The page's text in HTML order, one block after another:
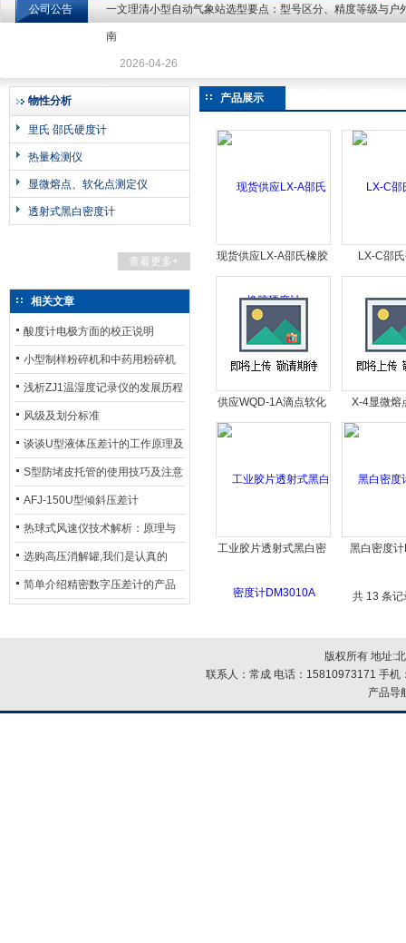
北京北拓仪器设备有限公司
公司公告 一文理清小型自动气象站选型要点：型号区分、精度等级与户
南
2026-04-26
物性分析
里氏 邵氏硬度计
热量检测仪
显微熔点、软化点测定仪
透射式黑白密度计
查看更多+
相关文章
酸度计电极方面的校正说明
小型制样粉碎机和中药用粉碎机
价格
浅析ZJ1温湿度记录仪的发展历程
风级及划分标准
谈谈U型液体压差计的工作原理及
使用方法
S型防堵皮托管的使用技巧及注意
事项讲解
AFJ-150U型倾斜压差计
热球式风速仪技术解析：原理与
应用全指南
选购高压消解罐,我们是认真的
简单介绍精密数字压差计的产品
产品展示
现货供应LX-A邵氏橡胶
硬度计
LX-C邵
供应WQD-1A滴点软化
点测定仪
X-4显微熔
工业胶片透射式黑白密
黑白密度
共 13 条
版权所有 地址:
联系人：常成 电话：15810973171 手
产品导